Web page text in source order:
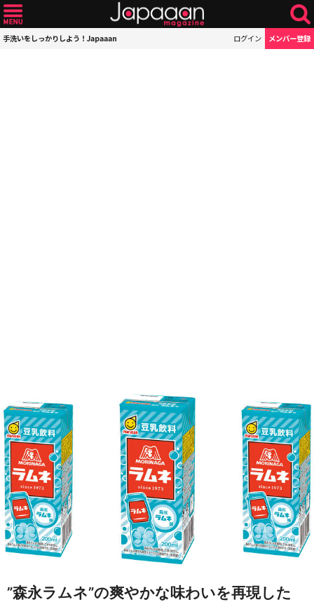
手洗いをしっかりしよう！Japaaan ログイン メンバー登録
”森永ラムネ”の爽やかな味わいを再現した